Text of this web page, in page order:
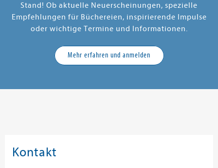
Stand! Ob aktuelle Neuerscheinungen, spezielle
Empfehlungen für Büchereien, inspirierende Impulse
oder wichtige Termine und Informationen.
Mehr erfahren und anmelden
Kontakt